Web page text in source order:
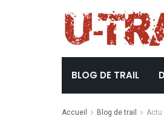
BLOG DE TRAIL
Accueil Blog de trail Actu